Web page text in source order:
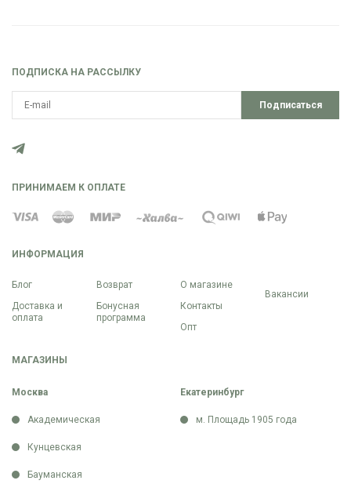
ИНФОРМАЦИЯ
Блог
Доставка и
оплата
Возврат
Бонусная
программа
О магазине
Контакты
Опт
Вакансии
МАГАЗИНЫ
Москва
Академическая
Кунцевская
Бауманская
Екатеринбург
м. Площадь 1905 года
ПОДПИСКА НА РАССЫЛКУ
Подписаться
ПРИНИМАЕМ К ОПЛАТЕ